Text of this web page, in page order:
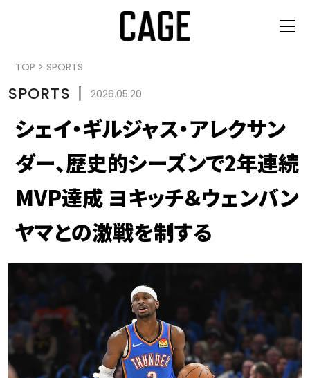
TOP > SPORTS
SPORTS 丨 2026.05.20
シェイ・ギルジャス・アレクサン
ダー、歴史的シーズンで2年連続
MVP達成 ヨキッチ＆ウェンバン
ヤマとの激戦を制する